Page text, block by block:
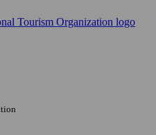
Tourism Organization logo